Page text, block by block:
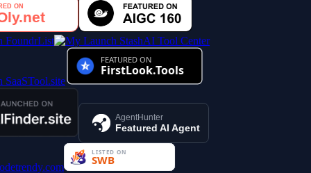
AI Tool Center
AgentHunter
Featured AI Agent